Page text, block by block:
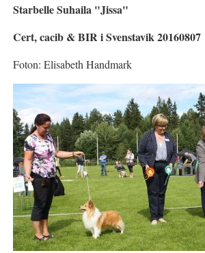
Starbelle Suhaila "Jissa"
Cert, cacib & BIR i Svenstavik 20160807
Foton: Elisabeth Handmark